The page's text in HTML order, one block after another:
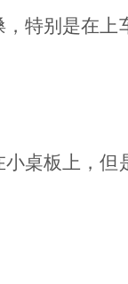
特别是在
桌板上，